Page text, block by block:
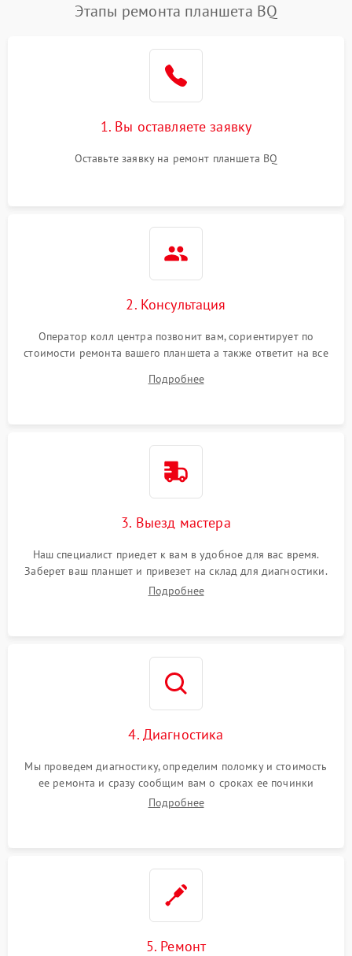
Сеть и интернет
Память и данные
Режим работы
Питание и аккумулятор
Этапы ремонта планшета BQ
1. Вы оставляете заявку
Оставьте заявку на ремонт планшета BQ
2. Консультация
Оператор колл центра позвонит вам, сориентирует по
стоимости ремонта вашего планшета а также ответит на все
Подробнее
3. Выезд мастера
Наш специалист приедет к вам в удобное для вас время.
Заберет ваш планшет и привезет на склад для диагностики.
Подробнее
4. Диагностика
Мы проведем диагностику, определим поломку и стоимость
ее ремонта и сразу сообщим вам о сроках ее починки
Подробнее
5. Ремонт